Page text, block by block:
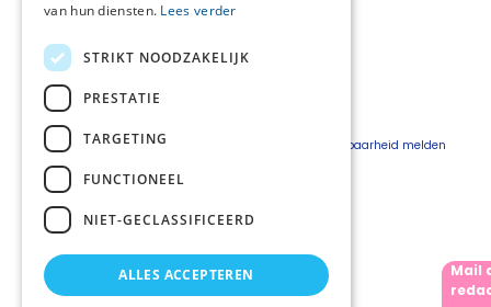
Over Palliaweb
Over PZNL
Pers
Vacatures
Webshop
Privacyverklaring
Beveiligingskwetsbaarheid melden
Mail
van hun diensten. Lees verder
STRIKT NOODZAKELIJK
PRESTATIE
TARGETING
FUNCTIONEEL
NIET-GECLASSIFICEERD
ALLES ACCEPTEREN